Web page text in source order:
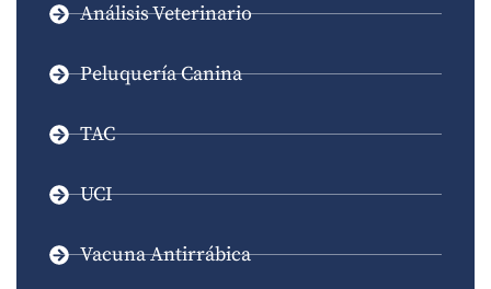
Análisis Veterinario
Peluquería Canina
TAC
UCI
Vacuna Antirrábica